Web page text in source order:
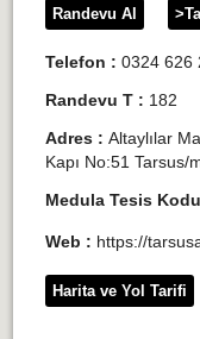
Randevu Al
Telefon : 0324 626
Randevu T : 182
Adres : Altaylılar
Kapı No:51 Tarsus/
Medula Tesis
Web : https://
Harita ve Yol Tarifi